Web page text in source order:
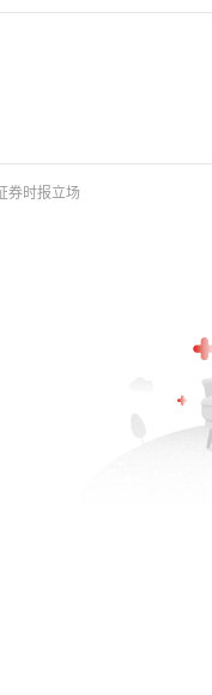
券时报立场